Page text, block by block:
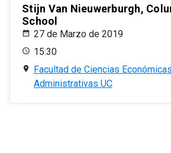
Stijn Van Nieuwerburgh,
School
27 de Marzo de 2019
15:30
Facultad de Ciencias
Administrativas UC